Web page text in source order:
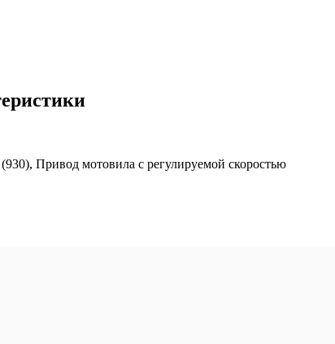
Привод мотовила с регулируемой скоростью